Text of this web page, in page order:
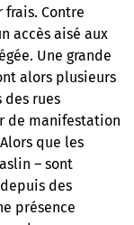
frais. Contre
accès aisé aux
Une grande
alors plusieurs
rues
de manifestation
que les
– sont
des
présence